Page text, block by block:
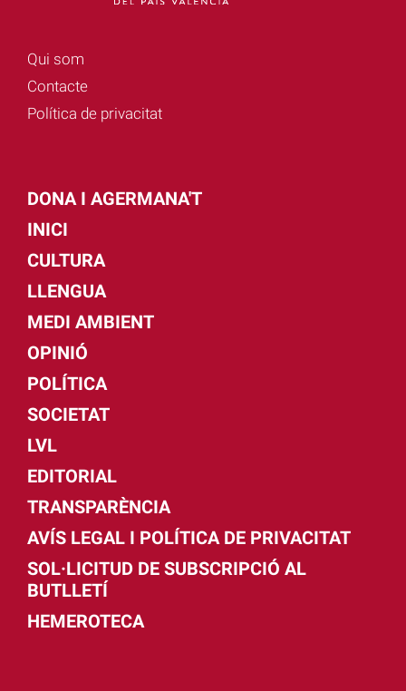
Qui som
Contacte
Política de privacitat
DONA I AGERMANA'T
INICI
CULTURA
LLENGUA
MEDI AMBIENT
OPINIÓ
POLÍTICA
SOCIETAT
LVL
EDITORIAL
TRANSPARÈNCIA
AVÍS LEGAL I POLÍTICA DE PRIVACITAT
SOL·LICITUD DE SUBSCRIPCIÓ AL
BUTLLETÍ
HEMEROTECA